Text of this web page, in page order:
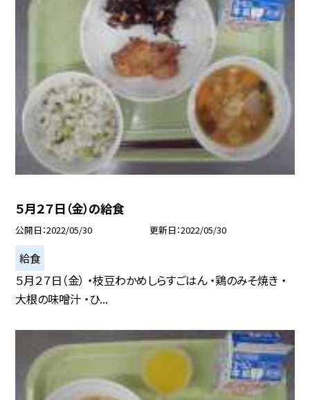
５月２７日（金）の給食
公開日 2022/05/30 更新日 2022/05/30
給食
５月２７日（金） ・枝豆わかめしらすごはん ・鶏のみそ焼き ・
大根の味噌汁 ・ひ...